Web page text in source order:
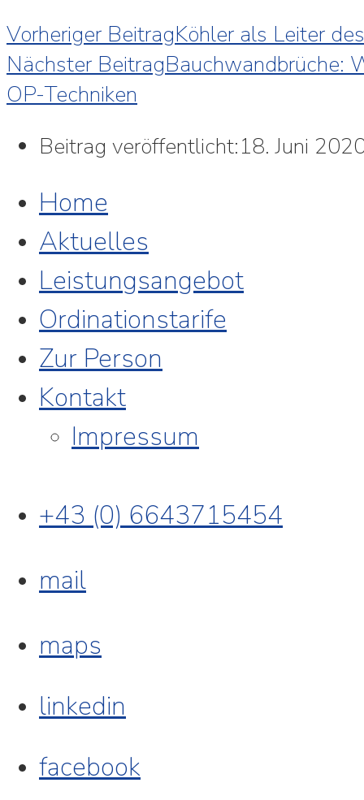
Vorheriger BeitragKöhler als Leiter
Nächster BeitragBauchwandbrüche:
OP-Techniken
Beitrag veröffentlicht:18. Juni
Home
Aktuelles
Leistungsangebot
Ordinationstarife
Zur Person
Kontakt
Impressum
+43 (0) 6643715454
mail
maps
linkedin
facebook